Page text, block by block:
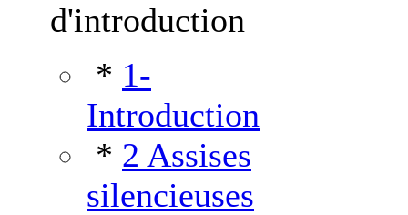
d'introduction
* 1-
Introduction
* 2 Assises
silencieuses